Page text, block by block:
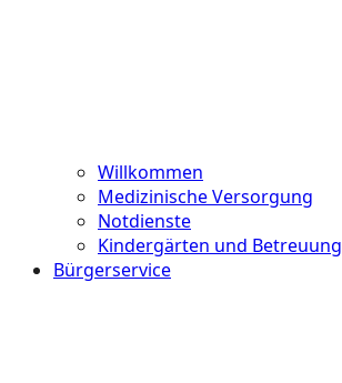
Willkommen
Medizinische Versorgung
Notdienste
Kindergärten und Betreuung
Bürgerservice